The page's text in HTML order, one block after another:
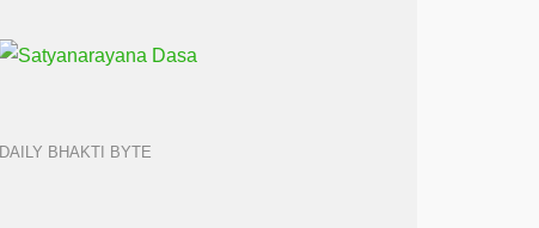
DAILY BHAKTI BYTE